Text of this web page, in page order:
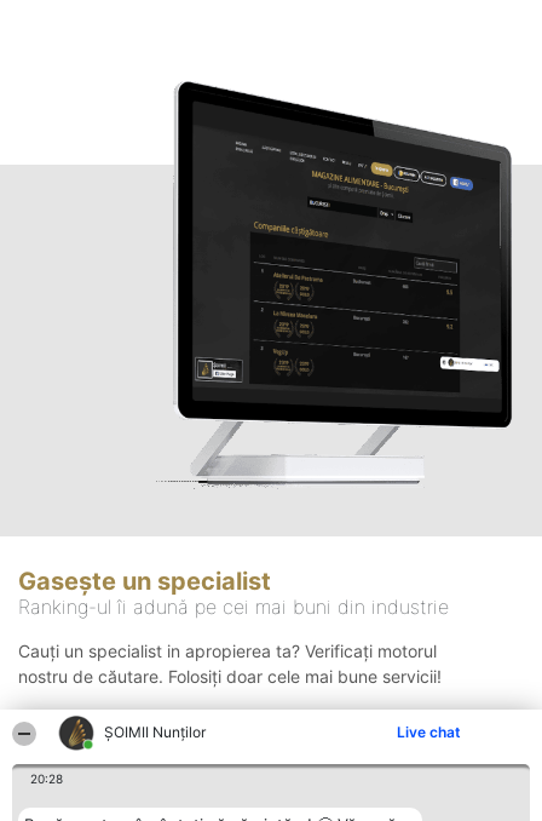
ȘOIMII Nunților Live chat
20:28
Gasește un specialist
Ranking-ul îi adună pe cei mai buni din industrie
Cauți un specialist in apropierea ta? Verificați motorul
nostru de căutare. Folosiți doar cele mai bune servicii!